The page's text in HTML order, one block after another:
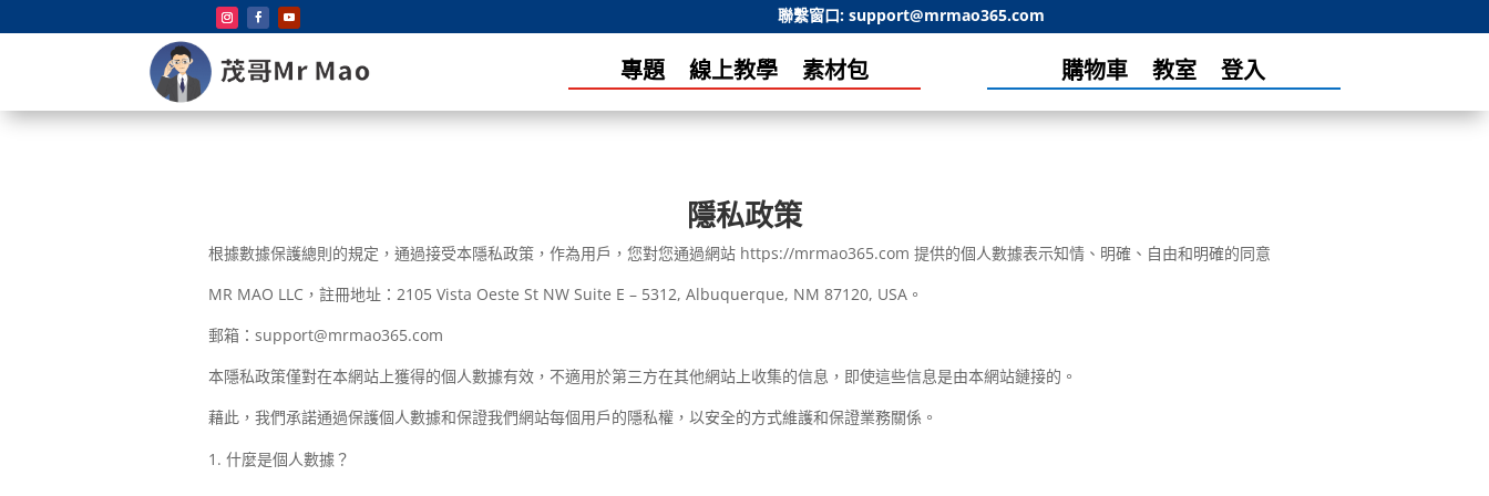
聯繫窗口: support@mrmao365.com
專題 線上教學 素材包 購物車 教室 登入
隱私政策
根據數據保護總則的規定，通過接受本隱私政策，作為用戶，您對您通過網站 https://mrmao365.com 提供的個人數據表示知情、明確、自由和明確的同意
MR MAO LLC，註冊地址：2105 Vista Oeste St NW Suite E – 5312, Albuquerque, NM 87120, USA。
郵箱：support@mrmao365.com
本隱私政策僅對在本網站上獲得的個人數據有效，不適用於第三方在其他網站上收集的信息，即使這些信息是由本網站鏈接的。
藉此，我們承諾通過保護個人數據和保證我們網站每個用戶的隱私權，以安全的方式維護和保證業務關係。
什麼是個人數據？